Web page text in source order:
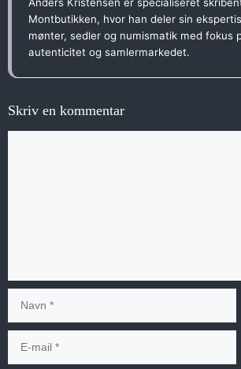
Anders Kristensen er specialiseret
Montbutikken, hvor han deler sin
mønter, sedler og numismatik med fokus
autenticitet og samlermarkedet.
Skriv en kommentar
mail